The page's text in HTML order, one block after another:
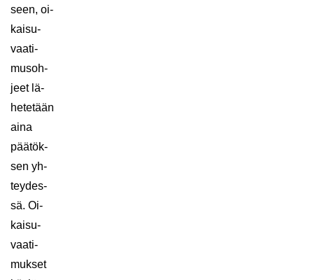
seen, oi­
kai­su­
vaa­ti­
mus­oh­
jeet lä­
he­te­tään
aina
pää­tök­
sen yh­
tey­des­
sä. Oi­
kai­su­
vaa­ti­
muk­set